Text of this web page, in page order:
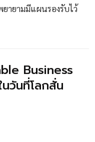
ายามมีแผนรองรับไว้
Business
วันที่โลกสั่น